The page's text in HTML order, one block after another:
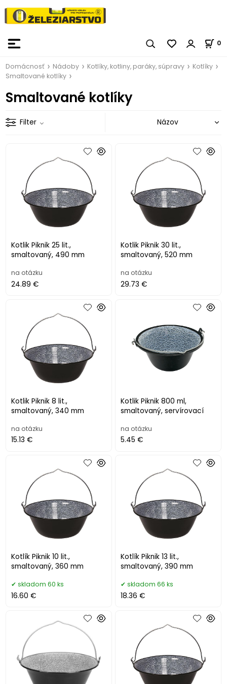
0
Domácnosť Nádoby Kotlíky, kotliny, paráky, súpravy
Kotlíky
Smaltované kotlíky
Smaltované kotlíky
Filter
Kotlik Piknik 25 lit.,
smaltovaný, 490 mm
na otázku
24.89 €
Kotlik Piknik 30 lit.,
smaltovaný, 520 mm
na otázku
29.73 €
Kotlik Piknik 8 lit.,
smaltovaný, 340 mm
na otázku
15.13 €
Kotlik Piknik 800 ml,
smaltovaný, servírovací
na otázku
5.45 €
Kotlík Piknik 10 lit.,
smaltovaný, 360 mm
skladom 60 ks
16.60 €
Kotlík Piknik 13 lit.,
smaltovaný, 390 mm
skladom 66 ks
18.36 €